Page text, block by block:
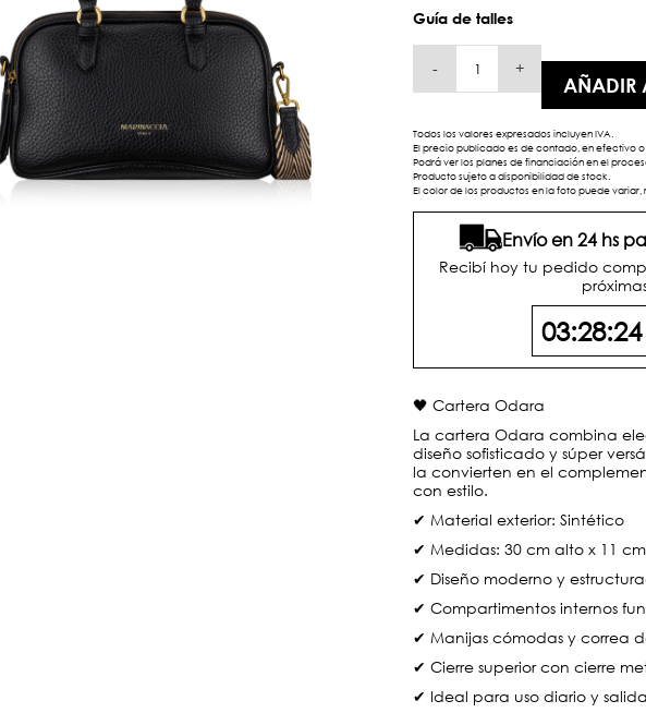
Guía de talles
- +
AÑADIR
Todos los valores expresados incluyen IVA.
El precio publicado es de contado, en efectivo
Podrá ver los planes de financiación en el
Producto sujeto a disponibilidad de stock.
El color de los productos en la foto puede
Envío en 24 hs
Recibí hoy tu pedido
03:28:24
🖤 Cartera Odara
La cartera Odara combina
diseño sofisticado y súper
la convierten en el
con estilo.
✔ Material exterior: Sintético
✔ Medidas: 30 cm alto x 11
✔ Diseño moderno y
✔ Compartimentos internos
✔ Manijas cómodas y correa
✔ Cierre superior con cierre
✔ Ideal para uso diario y